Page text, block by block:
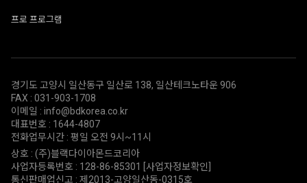
프로 프로그램
경기도 고양시 일산동구 일산로 138, 일산테크노타운 906
FAX : 031-903-1708
이메일 : info@bdkorea.co.kr
대표번호 : 1644-4807
전화업무시간 : 평일 오전 9시~11시
상호 : (주)블랙다이아몬드코리아
사업자등록번호 : 128-86-85301
[사업자정보확인]
통신판매업신고 : 제2013-고양일산동-0315호